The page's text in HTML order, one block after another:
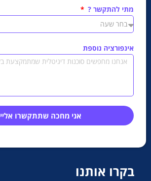
בקרו אותנו
מתי להתקשר ?
אינפורציה נוספת
אני מחכה שתתקשרו אליי